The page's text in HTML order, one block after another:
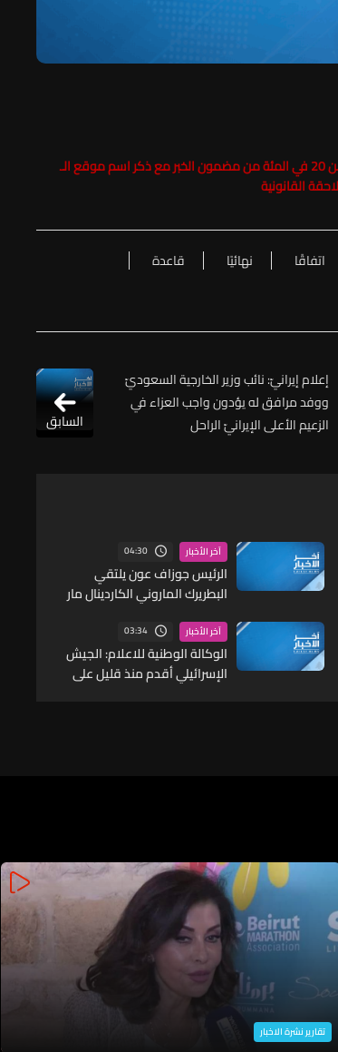
حفاظاً على حقوق الملكية الفكرية يرجى عدم نسخ ما يزيد عن 20 في المئة من مضمون الخبر مع ذكر اسم موقع الـ
اتفاقًا نهائيًا
قاعدة
إعلام إيرانيّ: نائب وزير الخارجية السعوديّ
ووفد مرافق له يؤدون واجب العزاء في
الزعيم الأعلى الإيرانيّ الراحل
السابق
آخر الأخبار 04:30
الرئيس جوزاف عون يلتقي
البطريرك الماروني الكاردينال مار
آخر الأخبار 03:34
الوكالة الوطنية للاعلام: الجيش
الإسرائيلي أقدم منذ قليل على
تقارير نشرة الاخبار